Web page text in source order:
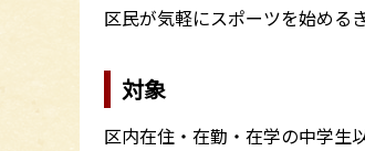
区民が気軽にスポーツを始める
対象
区内在住・在勤・在学の中学生